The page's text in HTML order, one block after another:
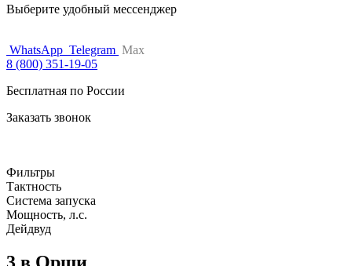
Выберите удобный мессенджер
WhatsApp Telegram Max
8 (800) 351-19-05
Бесплатная по России
Заказать звонок
Фильтры
Тактность
Система запуска
Мощность, л.с.
Дейдвуд